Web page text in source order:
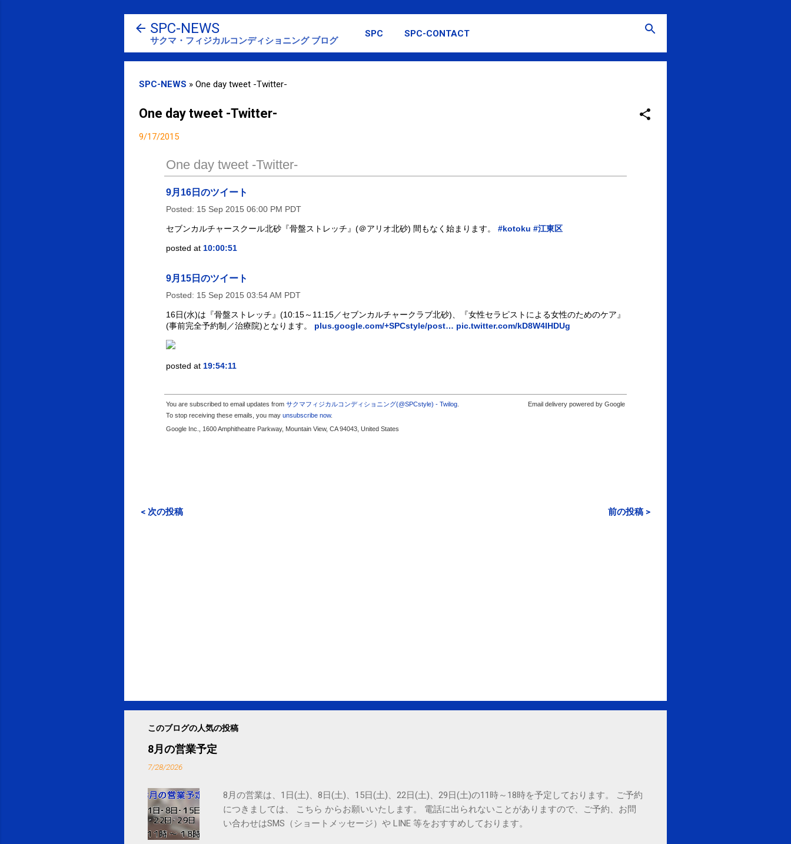
スキップしてメイン コンテンツに移動
SPC-NEWS
サクマ・フィジカルコンディショニング ブログ
SPC SPC-CONTACT
SPC-NEWS » One day tweet -Twitter-
One day tweet -Twitter-
9/17/2015
One day tweet -Twitter-
9月16日のツイート
Posted: 15 Sep 2015 06:00 PM PDT
セブンカルチャースクール北砂『骨盤ストレッチ』(＠アリオ北砂) 間もなく始まります。 #kotoku #江東区
posted at 10:00:51
9月15日のツイート
Posted: 15 Sep 2015 03:54 AM PDT
16日(水)は『骨盤ストレッチ』(10:15～11:15／セブンカルチャークラブ北砂)、『女性セラピストによる女性のためのケア』
(事前完全予約制／治療院)となります。 plus.google.com/+SPCstyle/post… pic.twitter.com/kD8W4IHDUg
posted at 19:54:11
You are subscribed to email updates from サクマフィジカルコンディショニング(@SPCstyle) - Twilog
To stop receiving these emails, you may unsubscribe now.
Email delivery powered by Google
Google Inc., 1600 Amphitheatre Parkway, Mountain View, CA 94043, United States
< 次の投稿 前の投稿 >
このブログの人気の投稿
8月の営業予定
7/28/2026
8月の営業は、1日(土)、8日(土)、15日(土)、22日(土)、29日(土)の11時～18時を予定しております。 ご予約
につきましては、 こちら からお願いいたします。 電話に出られないことがありますので、ご予約、お問
い合わせはSMS（ショートメッセージ）や LINE 等をおすすめしております。